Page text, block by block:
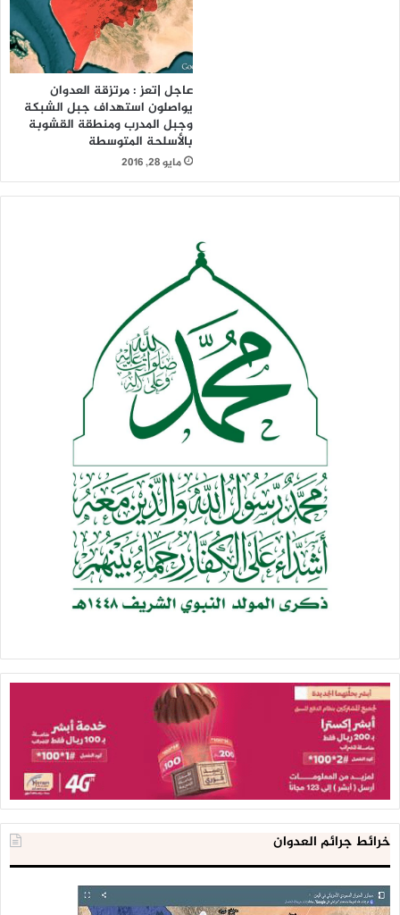
عاجل |تعز : مرتزقة العدوان
يواصلون استهداف جبل الشبكة
وجبل المدرب ومنطقة القشوبة
بالأسلحة المتوسطة
مايو 28, 2016
خرائط جرائم العدوان